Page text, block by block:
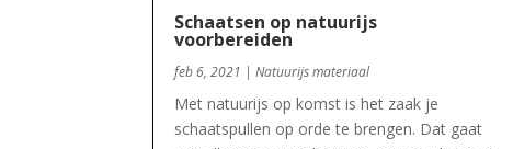
Schaatsen op natuurijs
voorbereiden
feb 6, 2021 |Natuurijs materiaal
Met natuurijs op komst is het zaak je
schaatspullen op orde te brengen. Dat gaat